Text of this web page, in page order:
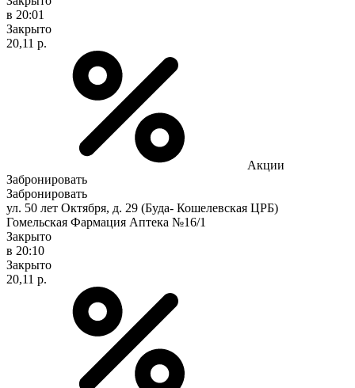
в 20:01
Закрыто
20,11 р.
Акции
Забронировать
Забронировать
ул. 50 лет Октября, д. 29 (Буда- Кошелевская ЦРБ)
Гомельская Фармация Аптека №16/1
Закрыто
в 20:10
Закрыто
20,11 р.